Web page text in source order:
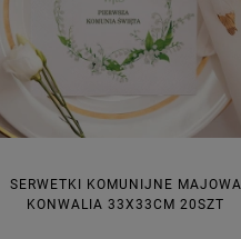
SERWETKI KOMUNIJNE MAJOWA
KONWALIA 33X33CM 20SZT